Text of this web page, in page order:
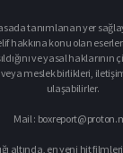
tanımlanan yer
hakkına konu olan
ve yasal
meslek birlikleri,
ulaşabilirler.
Mail :
altında, en yeni hit